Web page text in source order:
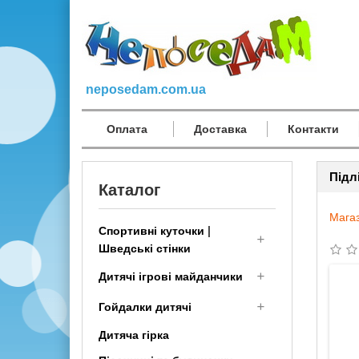
neposedam.com.ua
Оплата Доставка Контакти
Каталог
Спортивні куточки |
Шведські стінки
Дитячий Спортивний
малюкам
Шведська стінка
Дитячі ігрові майданчики
Дерев'яні дитячі
Гойдалки дитячі
Дитячі гойдалки для вулиці
Дитяча гірка